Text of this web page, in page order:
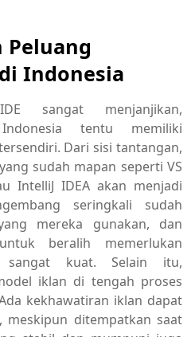
Peluang
Indonesia
sangat menjanjikan,
tentu memiliki
Dari sisi tantangan,
sudah mapan seperti VS
IntelliJ IDEA akan menjadi
seringkali sudah
mereka gunakan, dan
beralih memerlukan
kuat. Selain itu,
iklan di tengah proses
kekhawatiran iklan dapat
meskipun ditempatkan saat